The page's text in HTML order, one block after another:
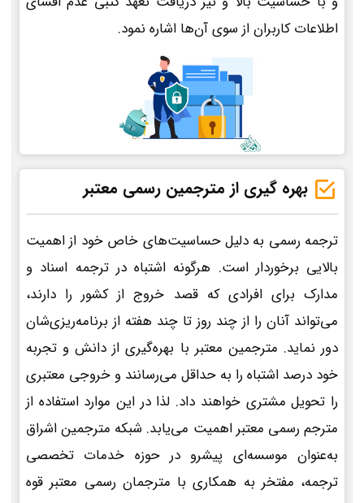
اطلاعات کاربران از سوی آن‌ها اشاره نمود.
بهره گیری از مترجمین رسمی معتبر
ترجمه رسمی به دلیل حساسیت‌های خاص خود از اهمیت
بالایی برخوردار است. هرگونه اشتباه در ترجمه اسناد و
مدارک برای افرادی که قصد خروج از کشور را دارند،
می‌تواند آنان را از چند روز تا چند هفته از برنامه‌ریزی‌شان
دور نماید. مترجمین معتبر با بهره‌گیری از دانش و تجربه
خود درصد اشتباه را به حداقل می‌رسانند و خروجی معتبری
را تحویل مشتری خواهند داد. لذا در این موارد استفاده از
مترجم رسمی معتبر اهمیت می‌یابد. شبکه مترجمین اشراق
به‌عنوان موسسه‌ای پیشرو در حوزه خدمات تخصصی
ترجمه، مفتخر به همکاری با مترجمان رسمی معتبر قوه